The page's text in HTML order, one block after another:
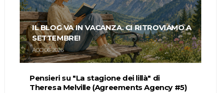
IL BLOG VA IN VACANZA. CI RITROVIAMO A
SETTEMBRE!
AGO 06, 2026
Pensieri su "La stagione dei lillà" di
Theresa Melville (Agreements Agency #5)